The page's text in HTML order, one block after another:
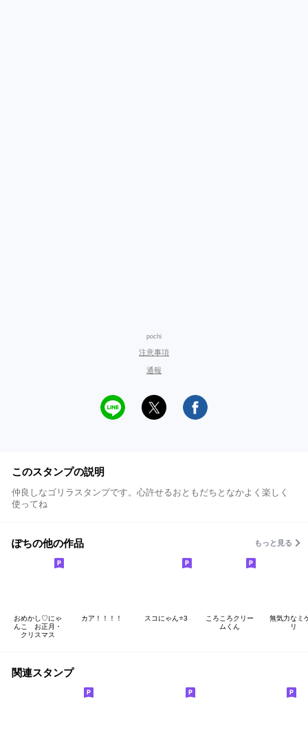
pochi
注意事項
通報
このスタンプの説明
仲良しなゴリラスタンプです。心許せるおともだちとなかよく楽しく
使ってね
ぽちの他の作品 もっと見る
おめかし♡にゃ
んこ お正月・
クリスマス
カア！！！！ スコにゃん⭐️3
ころころクリー
ムくん
無気力なミ
リ
関連スタンプ